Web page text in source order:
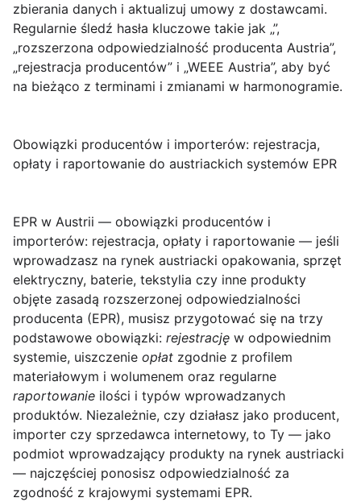
zbierania danych i aktualizuj umowy z dostawcami.
Regularnie śledź hasła kluczowe takie jak „”,
„rozszerzona odpowiedzialność producenta Austria”,
„rejestracja producentów” i „WEEE Austria”, aby być
na bieżąco z terminami i zmianami w harmonogramie.
Obowiązki producentów i importerów: rejestracja,
opłaty i raportowanie do austriackich systemów EPR
EPR w Austrii — obowiązki producentów i
importerów: rejestracja, opłaty i raportowanie — jeśli
wprowadzasz na rynek austriacki opakowania, sprzęt
elektryczny, baterie, tekstylia czy inne produkty
objęte zasadą rozszerzonej odpowiedzialności
producenta (EPR), musisz przygotować się na trzy
podstawowe obowiązki: rejestrację w odpowiednim
systemie, uiszczenie opłat zgodnie z profilem
materiałowym i wolumenem oraz regularne
raportowanie ilości i typów wprowadzanych
produktów. Niezależnie, czy działasz jako producent,
importer czy sprzedawca internetowy, to Ty — jako
podmiot wprowadzający produkty na rynek austriacki
— najczęściej ponosisz odpowiedzialność za
zgodność z krajowymi systemami EPR.